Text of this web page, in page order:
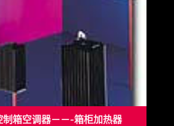
制箱空调器－－-箱柜加热器